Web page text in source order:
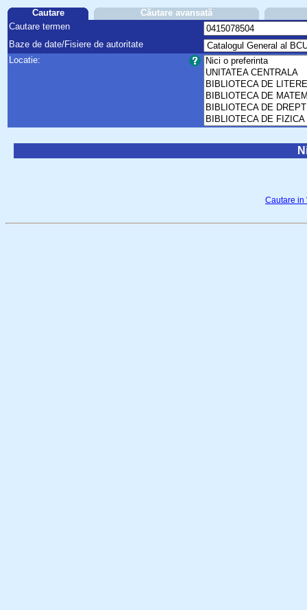
Cautare
Căutare avansată
Cautare termen
Baze de date/Fisiere de autoritate
Locatie:
Cautare in